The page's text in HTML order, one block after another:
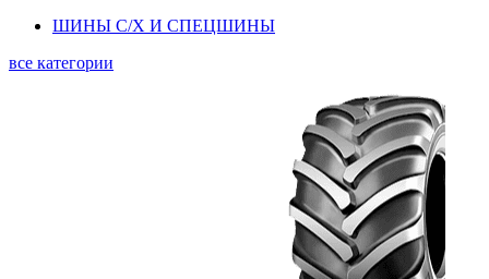
ШИНЫ С/Х И СПЕЦШИНЫ
все категории